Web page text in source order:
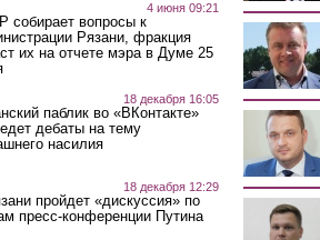
4 июня 09:21
собирает вопросы к
Рязани, фракция
их на отчете мэра в Думе 25
18 декабря 16:05
паблик во «ВКонтакте»
дебаты на тему
насилия
18 декабря 12:29
пройдет «дискуссия» по
пресс-конференции Путина